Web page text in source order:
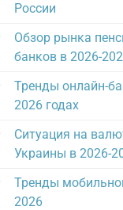
России
Обзор рынка
банков в 2026-
Тренды онлайн-
2026 годах
Ситуация на
Украины в 2026-
Тренды
2026